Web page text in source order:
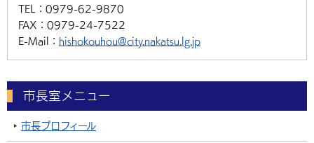
TEL： 0979-62-9870
FAX： 0979-24-7522
E-Mail： hishokouhou@city.nakatsu.lg.jp
市長室メニュー
市長プロフィール